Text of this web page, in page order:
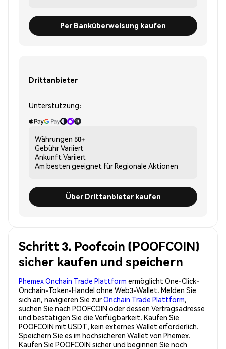
Per Banküberweisung kaufen
Drittanbieter
Unterstützung:
Währungen 50+
GebührVariiert
Ankunft Variiert
Am besten geeignet fürRegionale Aktionen
Über Drittanbieter kaufen
Schritt 3. Poofcoin (POOFCOIN)
sicher kaufen und speichern
Phemex Onchain Trade Plattform ermöglicht One-Click-
Onchain-Token-Handel ohne Web3-Wallet. Melden Sie
sich an, navigieren Sie zurOnchain Trade Plattform,
suchen Sie nach POOFCOIN oder dessen Vertragsadresse
und bestätigen Sie die Verfügbarkeit. Kaufen Sie
POOFCOIN mit USDT, kein externes Wallet erforderlich.
Speichern Sie es im hochsicheren Wallet von Phemex.
Kaufen Sie POOFCOIN sicher und beginnen Sie noch